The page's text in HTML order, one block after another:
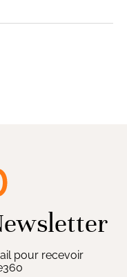
pour recevoir